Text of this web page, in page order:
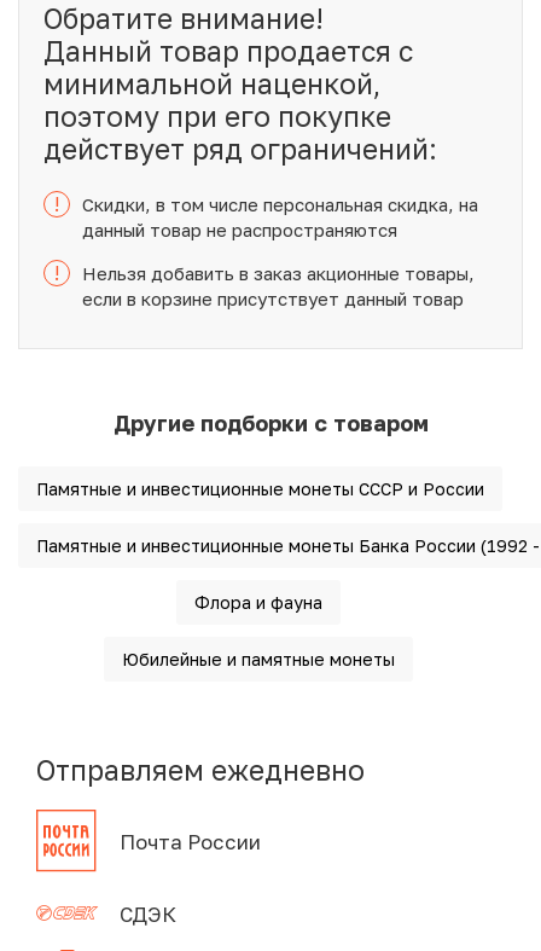
Обратите внимание!
Данный товар продается с
минимальной наценкой,
поэтому при его покупке
действует ряд ограничений:
!
Скидки, в том числе персональная скидка, на
данный товар не распространяются
!
Нельзя добавить в заказ акционные товары,
если в корзине присутствует данный товар
Другие подборки с товаром
Памятные и инвестиционные монеты СССР и России
Памятные и инвестиционные монеты Банка России (1992
Флора и фауна
Юбилейные и памятные монеты
Отправляем ежедневно
Почта России
СДЭК